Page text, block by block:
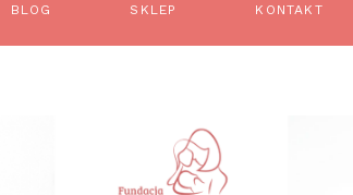
BLOG SKLEP KONTAKT